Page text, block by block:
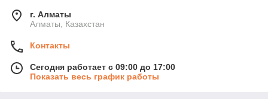
г. Алматы
Алматы, Казахстан
Контакты
Сегодня работает с 09:00 до 17:00
Показать весь график работы